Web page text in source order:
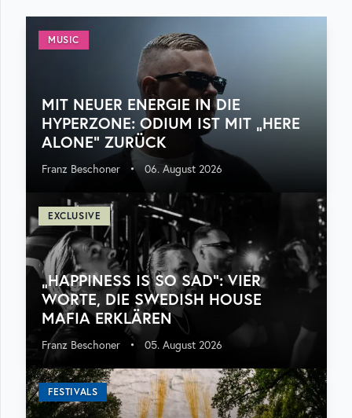
MUSIC
MIT NEUER ENERGIE IN DIE
HYPERZONE: ODIUM IST MIT „HERE
ALONE“ ZURÜCK
Franz Beschoner • 06. August 2026
EXCLUSIVE
„HAPPINESS IS SO SAD“: VIER
WORTE, DIE SWEDISH HOUSE
MAFIA ERKLÄREN
Franz Beschoner • 05. August 2026
FESTIVALS